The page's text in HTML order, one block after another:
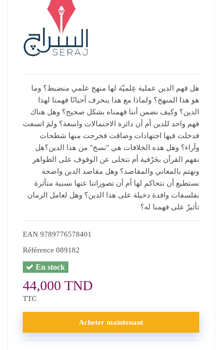
هل فهم الدين عملية عِلميّة لها منهج علمي منضبط؟ وما
هو هذا المنهج؟ ولماذا مع هذا ينحرف أحيانًا فهمنا لهذا
الدين؟ وكيف نضمن أننا فهمناه بشكل صحيح؟ وهل هناك
فهم واحد للدين أم أن دائرة الاحتمالات واسعة؟ ولمَ اتسعت
فدخلت فيها اجتهادات وضاقت فخرجت منها شطحات
وآراء؟ وهل هذه الخلافات هي "نسخ" من هذا الدين؟هل
نفهم القرآن بحَرْفية أم نتخلى عن الوقوف على الظواهر
ونهتم بالمعاني والمقاصد؟ وهل مقاصد الدين واضحة
نستطيع أن نتحاكم لها أم أن تصوراتنا عنها نسبية متأثرة
بفلسفات وافدة دخيلة على هذا الدين؟ وهل لعامل الزمان
تأثيرٌ على فهمنا له؟
EAN 9789776578401
Référence 089182
En stock
44,000 TND
TTC
Acheter maintenant